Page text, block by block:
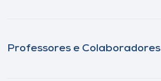
Professores e Colaboradores